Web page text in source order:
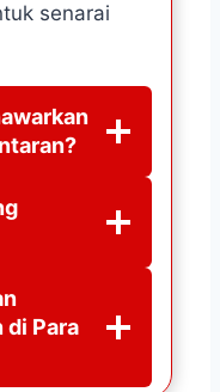
senarai
di Para